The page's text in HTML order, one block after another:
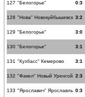
127 "Белогорье" 0:3
128 "Нова" Новокуйбышевск 3:2
129 "Белогорье" 3:0
130 "Белогорье" 3:1
131 "Кузбасс" Кемерово 3:1
132 "Факел" Новый Уренгой 2:3
133 "Ярославич" Ярославль 0:3